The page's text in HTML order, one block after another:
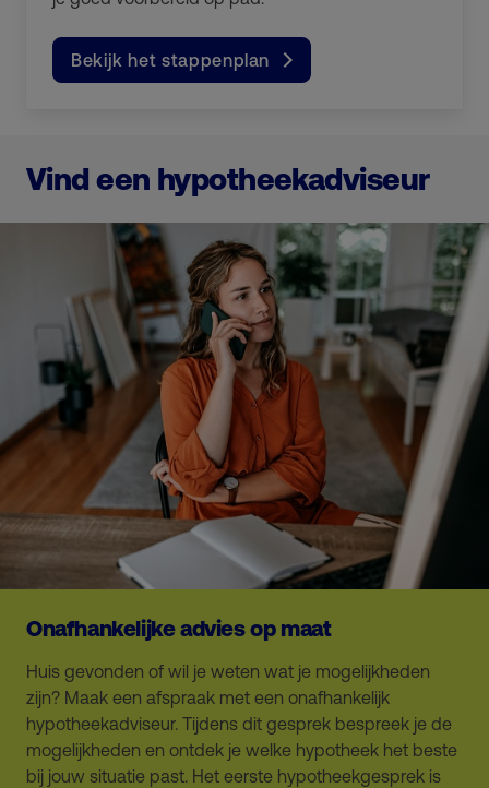
Bekijk het stappenplan
Vind een hypotheekadviseur
Onafhankelijke advies op maat
Huis gevonden of wil je weten wat je mogelijkheden
zijn? Maak een afspraak met een onafhankelijk
hypotheekadviseur. Tijdens dit gesprek bespreek je de
mogelijkheden en ontdek je welke hypotheek het beste
bij jouw situatie past. Het eerste hypotheekgesprek is